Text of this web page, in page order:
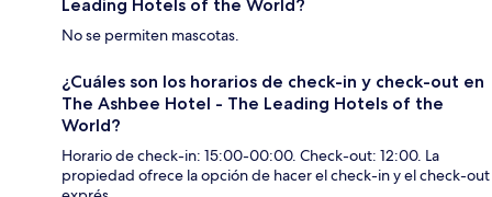
Leading Hotels of the World?
No se permiten mascotas.
¿Cuáles son los horarios de check-in y check-out en
The Ashbee Hotel - The Leading Hotels of the
World?
Horario de check-in: 15:00-00:00. Check-out: 12:00. La
propiedad ofrece la opción de hacer el check-in y el check-out